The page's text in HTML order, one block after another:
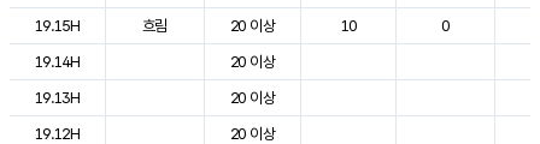
19.15H
흐림 20 이상 10 0
19.14H
20 이상
19.13H
20 이상
19.12H
20 이상